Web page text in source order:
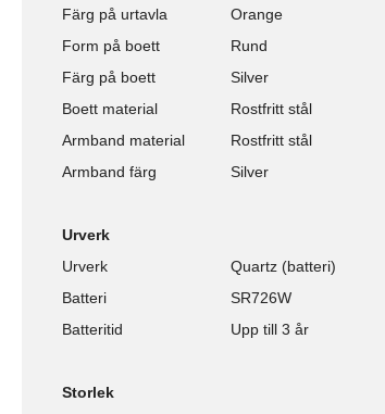
Färg på urtavla
Orange
Form på boett
Rund
Färg på boett
Silver
Boett material
Rostfritt stål
Armband material
Rostfritt stål
Armband färg
Silver
Urverk
Urverk
Quartz (batteri)
Batteri
SR726W
Batteritid
Upp till 3 år
Storlek